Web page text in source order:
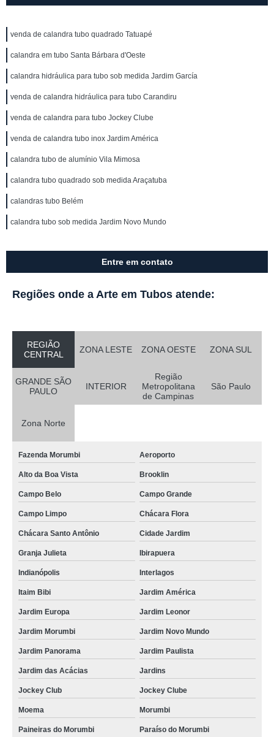
venda de calandra tubo quadrado Tatuapé
calandra em tubo Santa Bárbara d'Oeste
calandra hidráulica para tubo sob medida Jardim García
venda de calandra hidráulica para tubo Carandiru
venda de calandra para tubo Jockey Clube
venda de calandra tubo inox Jardim América
calandra tubo de alumínio Vila Mimosa
calandra tubo quadrado sob medida Araçatuba
calandras tubo Belém
calandra tubo sob medida Jardim Novo Mundo
Entre em contato
Regiões onde a Arte em Tubos atende:
REGIÃO
CENTRAL
ZONA LESTE ZONA OESTE ZONA SUL
GRANDE SÃO
PAULO
INTERIOR
Região
Metropolitana
de Campinas
São Paulo
Zona Norte
Fazenda Morumbi Aeroporto
Alto da Boa Vista Brooklin
Campo Belo Campo Grande
Campo Limpo Chácara Flora
Chácara Santo Antônio Cidade Jardim
Granja Julieta Ibirapuera
Indianópolis Interlagos
Itaim Bibi Jardim América
Jardim Europa Jardim Leonor
Jardim Morumbi Jardim Novo Mundo
Jardim Panorama Jardim Paulista
Jardim das Acácias Jardins
Jockey Club Jockey Clube
Moema Morumbi
Paineiras do Morumbi Paraíso do Morumbi